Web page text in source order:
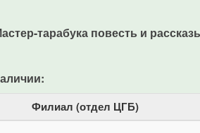
тарабука повесть и
Филиал (отдел ЦГБ)